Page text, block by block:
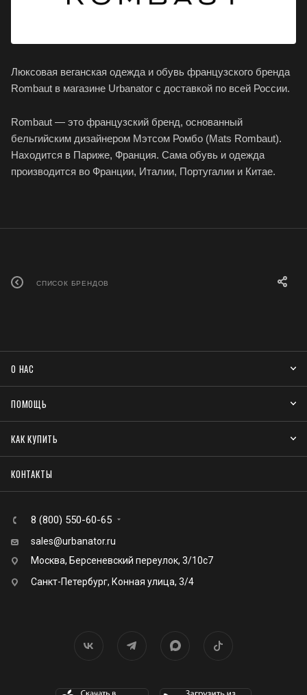
Люксовая веганская одежда и обувь французского бренда
Rombaut в магазине Urbanator с доставкой по всей России.
Rombaut — это французский бренд, основанный
бельгийским дизайнером Мэтсом Ромбо (Mats Rombaut).
Находится в Париже, Франция. Сама обувь и одежда
производится во Франции, Италии, Португалии и Китае.
СПИСОК БРЕНДОВ
О НАС
ПОМОЩЬ
КАК КУПИТЬ
КОНТАКТЫ
8 (800) 550-60-65
sales@urbanator.ru
Москва, Берсеневский переулок, 3/10с7
Санкт-Петербург, Конная улица, 3/4